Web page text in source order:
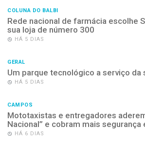
COLUNA DO BALBI
Rede nacional de farmácia escolhe
sua loja de número 300
HÁ 5 DIAS
GERAL
Um parque tecnológico a serviço da
HÁ 5 DIAS
CAMPOS
Mototaxistas e entregadores
Nacional” e cobram mais segurança
HÁ 6 DIAS